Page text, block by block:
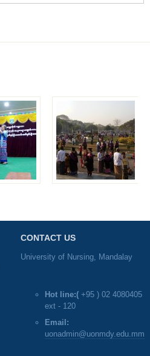
CONTACT US
University of Nursing, Mandalay
Hot line:( +95 ) 02 4080405
ext - 120
Email:
uonadmin@uonmdy.edu.mm